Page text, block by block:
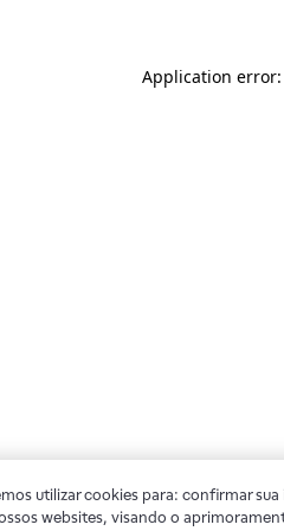
Application
utilizar cookies para: confirmar
websites, visando o